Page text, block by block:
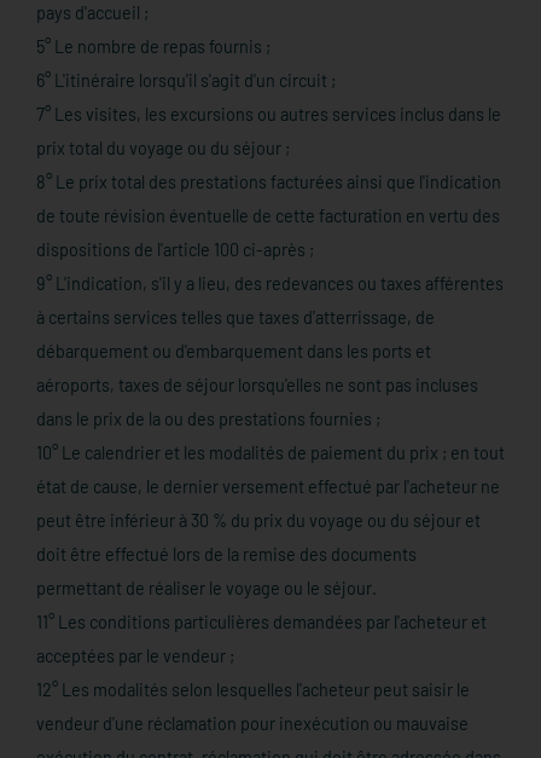
pays d'accueil ;
5° Le nombre de repas fournis ;
6° L'itinéraire lorsqu'il s'agit d'un circuit ;
7° Les visites, les excursions ou autres services inclus dans le
prix total du voyage ou du séjour ;
8° Le prix total des prestations facturées ainsi que l'indication
de toute révision éventuelle de cette facturation en vertu des
dispositions de l'article 100 ci-après ;
9° L'indication, s'il y a lieu, des redevances ou taxes afférentes
à certains services telles que taxes d'atterrissage, de
débarquement ou d'embarquement dans les ports et
aéroports, taxes de séjour lorsqu'elles ne sont pas incluses
dans le prix de la ou des prestations fournies ;
10° Le calendrier et les modalités de paiement du prix ; en tout
état de cause, le dernier versement effectué par l'acheteur ne
peut être inférieur à 30 % du prix du voyage ou du séjour et
doit être effectué lors de la remise des documents
permettant de réaliser le voyage ou le séjour.
11° Les conditions particulières demandées par l'acheteur et
acceptées par le vendeur ;
12° Les modalités selon lesquelles l'acheteur peut saisir le
vendeur d'une réclamation pour inexécution ou mauvaise